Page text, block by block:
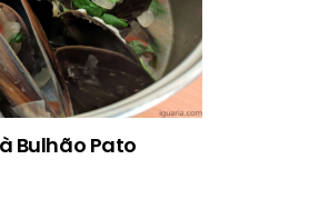
Bulhão Pato